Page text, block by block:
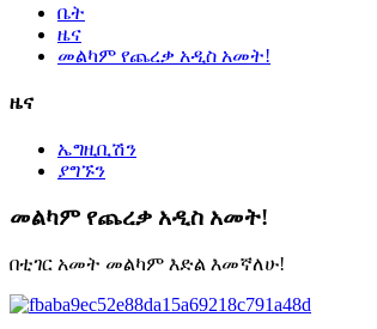
ቤት
ዜና
መልካም የጨረቃ አዲስ አመት!
ዜና
ኤግዚቢሽን
ያግኙን
መልካም የጨረቃ አዲስ አመት!
በቲገር አመት መልካም እድል እመኛለሁ!